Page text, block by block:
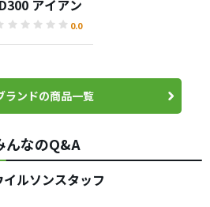
アイアン
0.0
ランドの商品一覧
んなのQ&A
ルソンスタッフ